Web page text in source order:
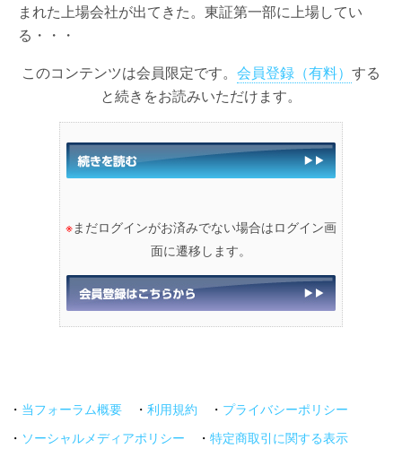
まれた上場会社が出てきた。東証第一部に上場してい
る・・・
このコンテンツは会員限定です。 会員登録（有料） する
と続きをお読みいただけます。
※まだログインがお済みでない場合はログイン画
面に遷移します。
・ 当フォーラム概要 ・ 利用規約 ・ プライバシーポリシー
・ ソーシャルメディアポリシー ・ 特定商取引に関する表示